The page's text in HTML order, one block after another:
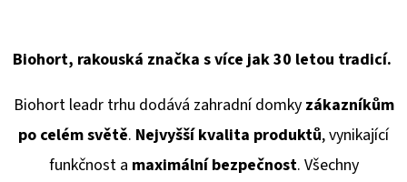
Biohort, rakouská značka s více jak 30 letou tradicí.
Biohort leadr trhu dodává zahradní domky zákazníkům
po celém světě. Nejvyšší kvalita produktů, vynikající
funkčnost a maximální bezpečnost. Všechny